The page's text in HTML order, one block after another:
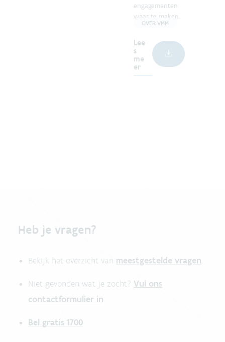
engagementen
waar te maken.
OVER VMM
Lee
s
me
er
Heb je vragen?
Bekijk het overzicht van meestgestelde vragen
Niet gevonden wat je zocht? Vul ons
contactformulier in
Bel gratis 1700